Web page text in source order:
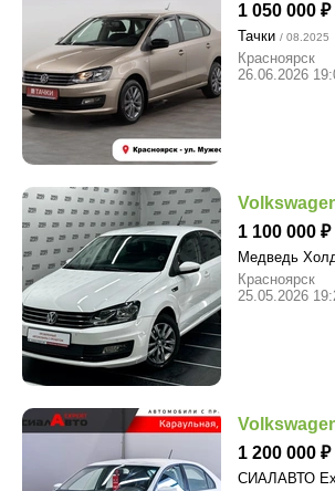
1 050 000
Тачки / 08.2025
Красноярск
26.06.2026
1 100 000
Медведь
Красноярск
25.05.2026
1 200 000
СИАЛАВТО